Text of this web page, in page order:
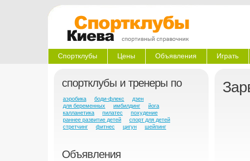
Спортклубы Цены Объявления Играть
спортклубы и тренеры по
аэробика боди-флекс
дзен
для беременных
имбилдинг
йога
калланетика
пилатес
похудение
раннее развитие детей
спорт для детей
стретчинг
фитнес цигун шейпинг
Объявления